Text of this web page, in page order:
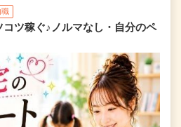
ツ稼ぐ♪ノルマなし・自分のペ